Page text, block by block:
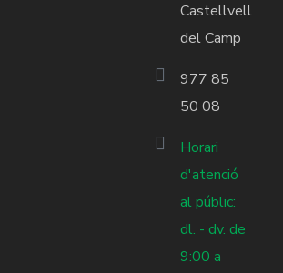
Castellvell
del Camp
977 85
50 08
Horari
d'atenció
al públic:
dl. - dv. de
9:00 a